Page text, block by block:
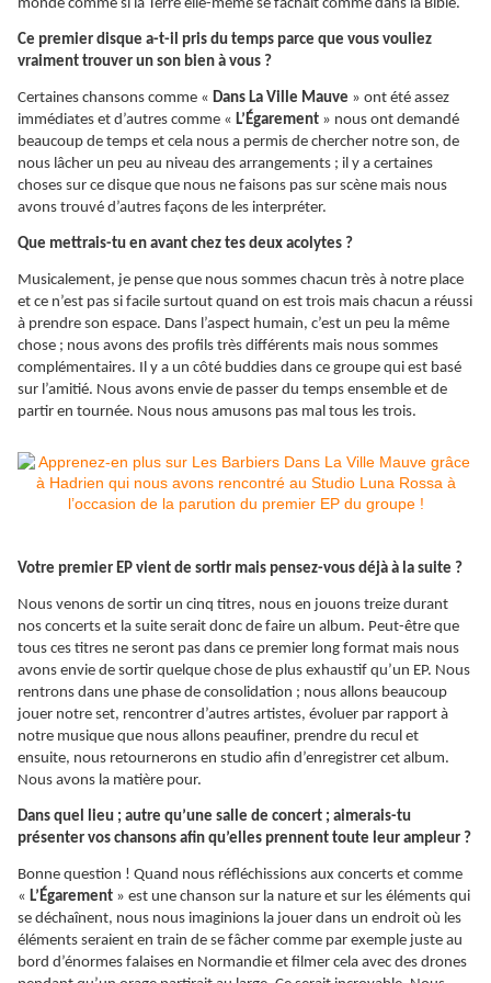
monde comme si la Terre elle-même se fâchait comme dans la Bible.
Ce premier disque a-t-il pris du temps parce que vous vouliez
vraiment trouver un son bien à vous ?
Certaines chansons comme « Dans La Ville Mauve » ont été assez
immédiates et d’autres comme « L’Égarement » nous ont demandé
beaucoup de temps et cela nous a permis de chercher notre son, de
nous lâcher un peu au niveau des arrangements ; il y a certaines
choses sur ce disque que nous ne faisons pas sur scène mais nous
avons trouvé d’autres façons de les interpréter.
Que mettrais-tu en avant chez tes deux acolytes ?
Musicalement, je pense que nous sommes chacun très à notre place
et ce n’est pas si facile surtout quand on est trois mais chacun a réussi
à prendre son espace. Dans l’aspect humain, c’est un peu la même
chose ; nous avons des profils très différents mais nous sommes
complémentaires. Il y a un côté buddies dans ce groupe qui est basé
sur l’amitié. Nous avons envie de passer du temps ensemble et de
partir en tournée. Nous nous amusons pas mal tous les trois.
Votre premier EP vient de sortir mais pensez-vous déjà à la suite ?
Nous venons de sortir un cinq titres, nous en jouons treize durant
nos concerts et la suite serait donc de faire un album. Peut-être que
tous ces titres ne seront pas dans ce premier long format mais nous
avons envie de sortir quelque chose de plus exhaustif qu’un EP. Nous
rentrons dans une phase de consolidation ; nous allons beaucoup
jouer notre set, rencontrer d’autres artistes, évoluer par rapport à
notre musique que nous allons peaufiner, prendre du recul et
ensuite, nous retournerons en studio afin d’enregistrer cet album.
Nous avons la matière pour.
Dans quel lieu ; autre qu’une salle de concert ; aimerais-tu
présenter vos chansons afin qu’elles prennent toute leur ampleur ?
Bonne question ! Quand nous réfléchissions aux concerts et comme
« L’Égarement » est une chanson sur la nature et sur les éléments qui
se déchaînent, nous nous imaginions la jouer dans un endroit où les
éléments seraient en train de se fâcher comme par exemple juste au
bord d’énormes falaises en Normandie et filmer cela avec des drones